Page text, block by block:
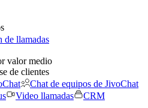
de llamadas
valor medio
de clientes
Chat de equipos de JivoChat
Video llamadas
CRM